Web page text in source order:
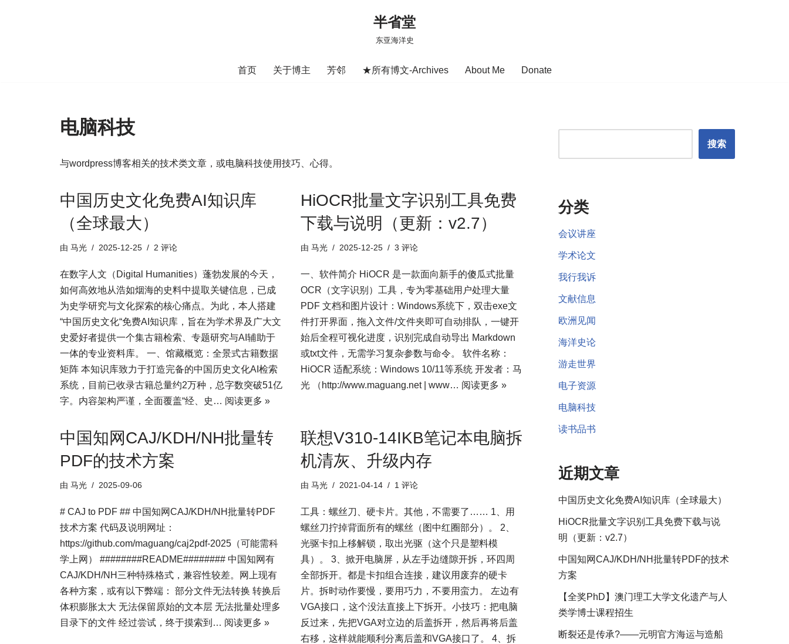
半省堂
东亚海洋史
首页 关于博主 芳邻 ★所有博文-Archives About Me Donate
电脑科技
与wordpress博客相关的技术类文章，或电脑科技使用技巧、心得。
中国历史文化免费AI知识库
（全球最大）
由 马光 2025-12-25 2 评论
在数字人文（Digital Humanities）蓬勃发展的今天，
如何高效地从浩如烟海的史料中提取关键信息，已成
为史学研究与文化探索的核心痛点。为此，本人搭建
“中国历史文化“免费AI知识库，旨在为学术界及广大文
史爱好者提供一个集古籍检索、专题研究与AI辅助于
一体的专业资料库。 一、馆藏概览：全景式古籍数据
矩阵 本知识库致力于打造完备的中国历史文化AI检索
系统，目前已收录古籍总量约2万种，总字数突破51亿
字。内容架构严谨，全面覆盖“经、史… 阅读更多 »
HiOCR批量文字识别工具免费
下载与说明（更新：v2.7）
由 马光 2025-12-25 3 评论
一、软件简介 HiOCR 是一款面向新手的傻瓜式批量
OCR（文字识别）工具，专为零基础用户处理大量
PDF 文档和图片设计：Windows系统下，双击exe文
件打开界面，拖入文件/文件夹即可自动排队，一键开
始后全程可视化进度，识别完成自动导出 Markdown
或txt文件，无需学习复杂参数与命令。 软件名称：
HiOCR 适配系统：Windows 10/11等系统 开发者：马
光 （http://www.maguang.net | www… 阅读更多 »
中国知网CAJ/KDH/NH批量转
PDF的技术方案
由 马光 2025-09-06
# CAJ to PDF ## 中国知网CAJ/KDH/NH批量转PDF
技术方案 代码及说明网址：
https://github.com/maguang/caj2pdf-2025（可能需科
学上网） ########README######## 中国知网有
CAJ/KDH/NH三种特殊格式，兼容性较差。网上现有
各种方案，或有以下弊端： 部分文件无法转换 转换后
体积膨胀太大 无法保留原始的文本层 无法批量处理多
目录下的文件 经过尝试，终于摸索到… 阅读更多 »
联想V310-14IKB笔记本电脑拆
机清灰、升级内存
由 马光 2021-04-14 1 评论
工具：螺丝刀、硬卡片。其他，不需要了…… 1、用
螺丝刀拧掉背面所有的螺丝（图中红圈部分）。 2、
光驱卡扣上移解锁，取出光驱（这个只是塑料模
具）。 3、掀开电脑屏，从左手边缝隙开拆，环四周
全部拆开。都是卡扣组合连接，建议用废弃的硬卡
片。拆时动作要慢，要用巧力，不要用蛮力。 左边有
VGA接口，这个没法直接上下拆开。小技巧：把电脑
反过来，先把VGA对立边的后盖拆开，然后再将后盖
右移，这样就能顺利分离后盖和VGA接口了。 4、拆
搜索
分类
会议讲座
学术论文
我行我诉
文献信息
欧洲见闻
海洋史论
游走世界
电子资源
电脑科技
读书品书
近期文章
中国历史文化免费AI知识库（全球最大）
HiOCR批量文字识别工具免费下载与说
明（更新：v2.7）
中国知网CAJ/KDH/NH批量转PDF的技术
方案
【全奖PhD】澳门理工大学文化遗产与人
类学博士课程招生
断裂还是传承?——元明官方海运与造船